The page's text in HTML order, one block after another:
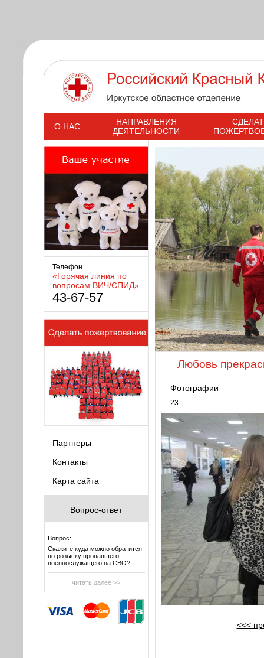
s
О НАС
НАПРАВЛЕНИЯ
ДЕЯТЕЛЬНОСТИ
Телефон
«Горячая линия по
вопросам ВИЧ/СПИД»
43-67-57
Партнеры
Контакты
Карта сайта
Вопрос-ответ
Вопрос:
Скажите куда можно обратится
по розыску пропавшего
военнослужащего на СВО?
читать далее >>
Любовь
Фотографии
23
<<<